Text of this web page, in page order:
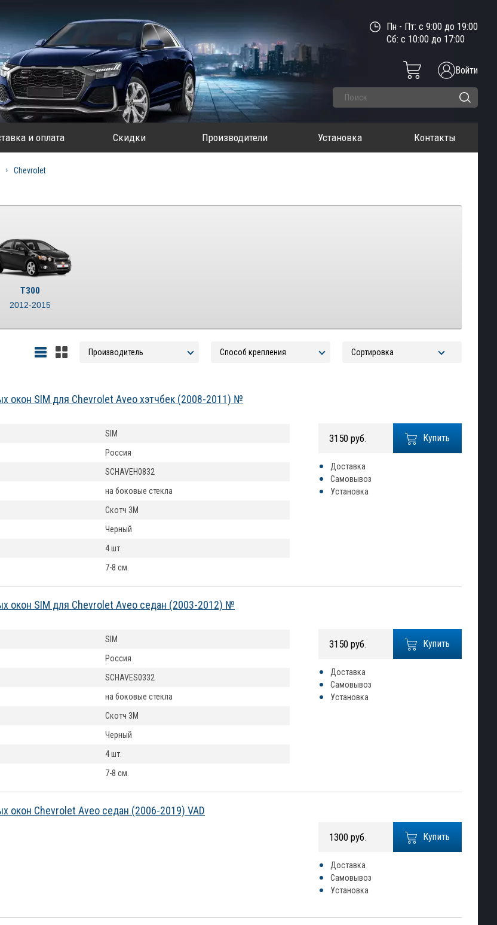
Пн - Пт: с 9:00 до 19:00
Сб: с 10:00 до 17:00
Войти
и оплата Скидки Производители Установка Контакты
Chevrolet
T300
2012-2015
окон SIM для Chevrolet Aveo хэтчбек (2008-2011) №
Купить
3150 руб.
Доставка
Самовывоз
Установка
SIM
Россия
SCHAVEH0832
на боковые стекла
Скотч 3М
Черный
4 шт.
7-8 см.
окон SIM для Chevrolet Aveo седан (2003-2012) №
Купить
3150 руб.
Доставка
Самовывоз
Установка
SIM
Россия
SCHAVES0332
на боковые стекла
Скотч 3М
Черный
4 шт.
7-8 см.
окон Chevrolet Aveo седан (2006-2019) VAD
Купить
1300 руб.
Доставка
Самовывоз
Установка